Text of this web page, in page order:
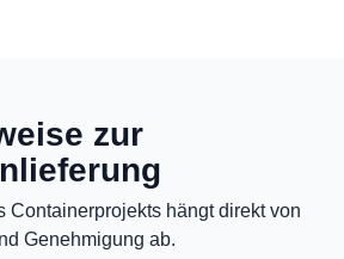
zur
Containerprojekts hängt direkt von
Genehmigung ab.